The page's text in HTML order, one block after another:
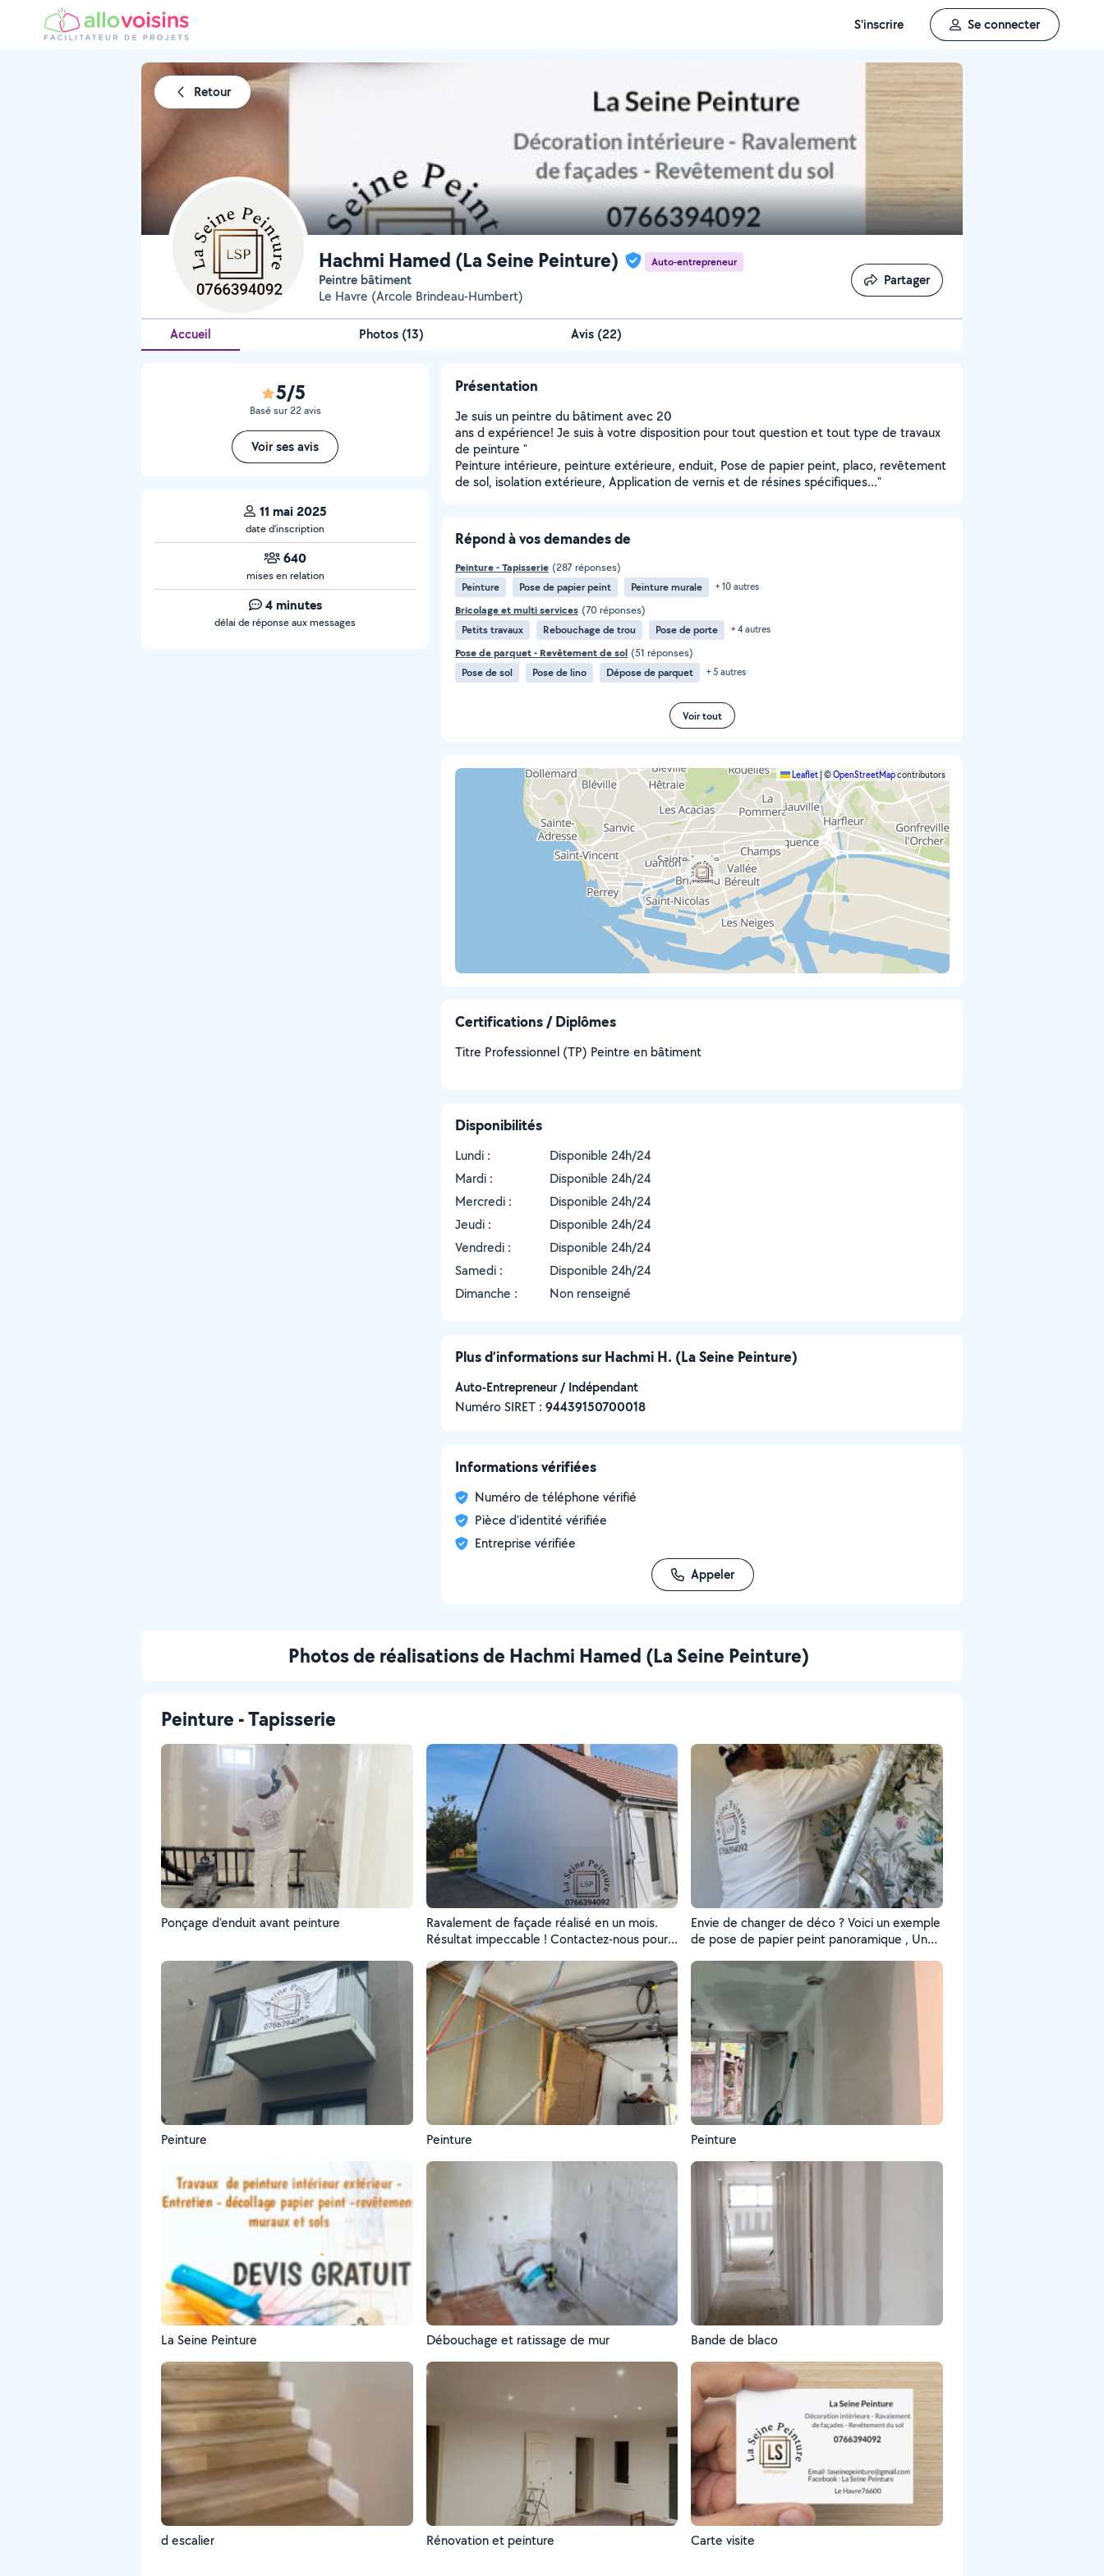
S'inscrire Se connecter
Retour
Hachmi Hamed (La Seine Peinture) Auto-entrepreneur
Peintre bâtiment
Le Havre (Arcole Brindeau-Humbert)
Partager
Partager
Accueil Photos (13) Avis (22)
5/5
Basé sur 22 avis
Voir ses avis
11 mai 2025
date d’inscription
640
mises en relation
4 minutes
délai de réponse aux messages
Présentation
Je suis un peintre du bâtiment avec 20
ans d expérience! Je suis à votre disposition pour tout question et tout type de travaux
de peinture "
Peinture intérieure, peinture extérieure, enduit, Pose de papier peint, placo, revêtement
de sol, isolation extérieure, Application de vernis et de résines spécifiques..."
Répond à vos demandes de
Peinture - Tapisserie (287 réponses)
Peinture
Pose de papier peint Peinture murale + 10 autres
Bricolage et multi services (70 réponses)
Petits travaux
Rebouchage de trou Pose de porte + 4 autres
Pose de parquet - Revêtement de sol (51 réponses)
Pose de sol
Pose de lino Dépose de parquet + 5 autres
Voir tout
Leaflet ©OpenStreetMapcontributors
Certifications / Diplômes
Titre Professionnel (TP) Peintre en bâtiment
Disponibilités
Lundi :
Disponible 24h/24
Mardi :
Disponible 24h/24
Mercredi :
Disponible 24h/24
Jeudi :
Disponible 24h/24
Vendredi :
Disponible 24h/24
Samedi :
Disponible 24h/24
Dimanche :
Non renseigné
Plus d’informations sur Hachmi H. (La Seine Peinture)
Auto-Entrepreneur / Indépendant
Numéro SIRET : ‍94439150700018
Informations vérifiées
Numéro de téléphone vérifié
Pièce d'identité vérifiée
Entreprise vérifiée
Appeler
Photos de réalisations de Hachmi Hamed (La Seine Peinture)
Peinture - Tapisserie
Ponçage d’enduit avant peinture
Ravalement de façade réalisé en un mois.
Résultat impeccable ! Contactez-nous pour
efficace, et ça met l’accent sur le temps et
la qualité.
Envie de changer de déco ? Voici un exemple
de pose de papier peint panoramique , Un
intérieur avec style !"
Peinture Peinture Peinture
La Seine Peinture Débouchage et ratissage de mur Bande de blaco
d escalier Rénovation et peinture Carte visite